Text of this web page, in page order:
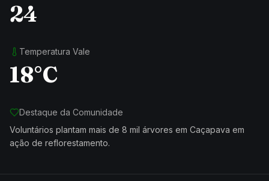
24
Temperatura Vale
18°C
Destaque da Comunidade
Voluntários plantam mais de 8 mil árvores em Caçapava em
ação de reflorestamento.